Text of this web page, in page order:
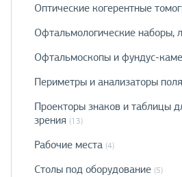
Оптические когерентные
Офтальмологические наборы,
Офтальмоскопы и фундус-
Периметры и анализаторы
Проекторы знаков и таблицы
зрения (13)
Рабочие места (4)
Столы под оборудование (5)